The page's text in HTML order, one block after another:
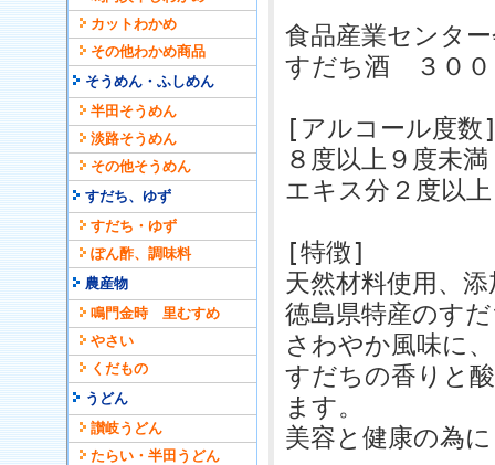
カットわかめ
その他わかめ商品
そうめん・ふしめん
半田そうめん
淡路そうめん
その他そうめん
すだち、ゆず
すだち・ゆず
ぽん酢、調味料
農産物
鳴門金時 里むすめ
やさい
くだもの
うどん
讃岐うどん
たらい・半田うどん
食品産業センタ
すだち酒 ３００
[アルコール度
８度以上９度未満
エキス分２度以上
[特徴]
天然材料使用、
徳島県特産のす
さわやか風味に
すだちの香りと
ます。
美容と健康の為